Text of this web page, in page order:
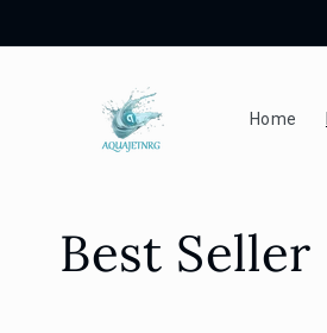
Inhalt
Home
K
Best Seller